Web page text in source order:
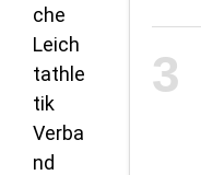
che
Leich
tathle
tik
Verba
nd